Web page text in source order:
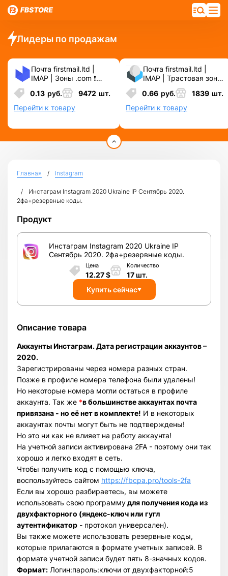
Лидеры по продажам
Почта firstmail.ltd |
IMAP | Зоны .com ❗️
Новые, Чистые,
Вечные ❗️ Для
различных сервисов и
соц.сетей.
0.13 руб. 9472 шт.
Перейти к товару
Почта firstmail.ltd |
IMAP | Трастовая зона
.COM ❗️ Новые, Чистые
❗️ С реальными
логинами | ☑️
Специально для ФБ/
0.66 руб. 1839 шт.
Перейти к товару
Главная Instagram
Инстаграм Instagram 2020 Ukraine IP Сентябрь 2020.
2фа+резервные коды.
Продукт
Инстаграм Instagram 2020 Ukraine IP
Сентябрь 2020. 2фа+резервные коды.
Цена
12.27 $
Количество
17 шт.
Купить сейчас
Описание товара
Аккаунты Инстаграм. Дата регистрации аккаунтов –
2020.
Зарегистрированы через номера разных стран.
Позже в профиле номера телефона были удалены!
Но некоторые номера могли остаться в профиле
аккаунта. Так же *в большинстве аккаунтах почта
привязана - но её нет в комплекте! И в некоторых
аккаунтах почты могут быть не подтверждены!
Но это ни как не влияет на работу аккаунта!
На учетной записи активирована 2FA - поэтому они так
хорошо и легко входят в сеть.
Чтобы получить код с помощью ключа,
воспользуйтесь сайтом https://fbcpa.pro/tools-2fa
Если вы хорошо разбираетесь, вы можете
использовать свою программудля получения кода из
двухфакторного (яндекс-ключ или гугл
аутентификатор - протокол универсален).
Вы также можете использовать резервные коды,
которые прилагаются в формате учетных записей. В
формате учетной записи будет пять 8-значных кодов.
Формат: Логин:пароль:ключи от двухфакторной:5